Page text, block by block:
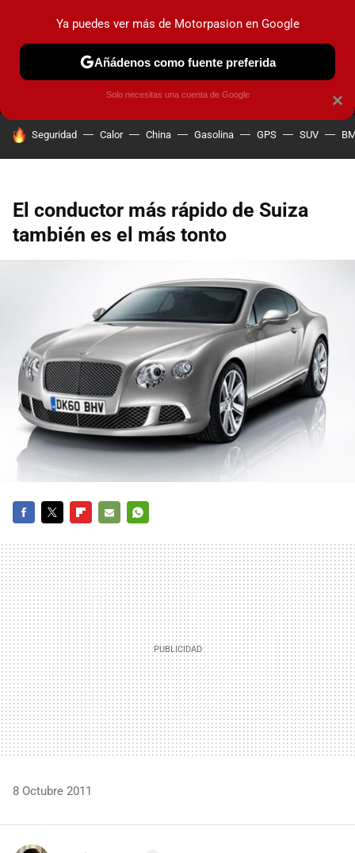
MENÚ NUEVO
COCHES ELÉCTRICOS OBSERVATORIO
HOY SE HABLA DE
Seguridad Calor China Gasolina GPS SUV
El conductor más rápido de Suiza
también es el más tonto
MAIL
8 Octubre 2011
×
Ya puedes ver más de Motorpasion en Google
Añádenos como fuente preferida
Solo necesitas una cuenta de Google